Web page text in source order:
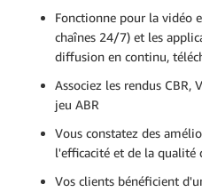
Fonctionne pour la vidéo
chaînes 24/7) et les
diffusion en continu,
Associez les rendus CBR,
jeu ABR
Vous constatez des
l'efficacité et de la qualité
Vos clients bénéficient